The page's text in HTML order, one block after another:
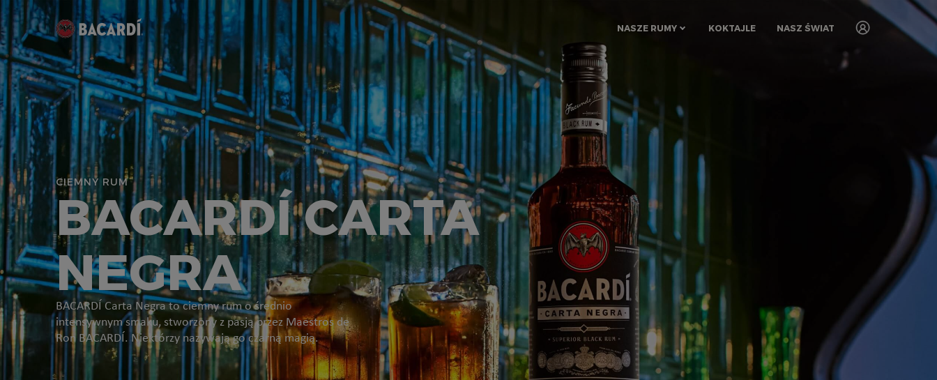
NASZE RUMY KOKTAJLE NASZ ŚWIAT
CIEMNY RUM
BACARDÍ CARTA
NEGRA
BACARDÍ Carta Negra to ciemny rum o średnio
intensywnym smaku, stworzony z pasją przez Maestros de
Ron BACARDÍ. Niektórzy nazywają go czarną magią.